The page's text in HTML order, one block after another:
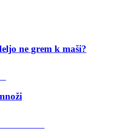
ne grem k maši?